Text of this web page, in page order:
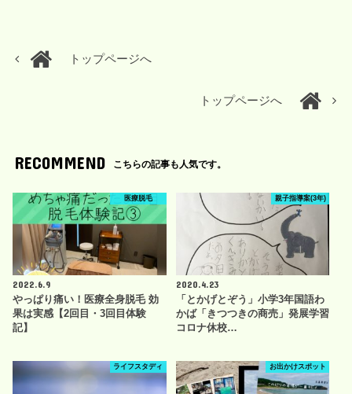
トップページへ
トップページへ
RECOMMEND こちらの記事も人気です。
医療脱毛
2022.6.9
やっぱり痛い！医療全身脱毛 効
果は実感【2回目・3回目体験
記】
親子指導案(3年)
2020.4.23
「とかげとぞう」小学3年国語わ
かば「きつつきの商売」発展学習
コロナ休校…
ライフスタディ お出かけスポット